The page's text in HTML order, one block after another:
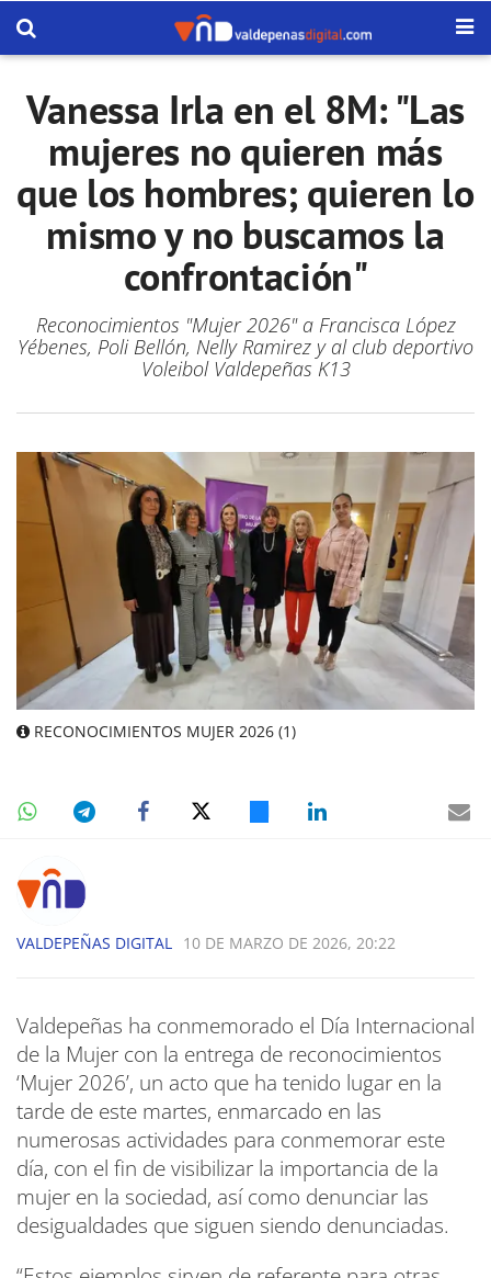
Vanessa Irla en el 8M: "Las
mujeres no quieren más
que los hombres; quieren lo
mismo y no buscamos la
confrontación"
Reconocimientos "Mujer 2026" a Francisca López
Yébenes, Poli Bellón, Nelly Ramirez y al club deportivo
Voleibol Valdepeñas K13
RECONOCIMIENTOS MUJER 2026 (1)
VALDEPEÑAS DIGITAL 10 DE MARZO DE 2026, 20:22
Valdepeñas ha conmemorado el Día Internacional
de la Mujer con la entrega de reconocimientos
‘Mujer 2026’, un acto que ha tenido lugar en la
tarde de este martes, enmarcado en las
numerosas actividades para conmemorar este
día, con el fin de visibilizar la importancia de la
mujer en la sociedad, así como denunciar las
desigualdades que siguen siendo denunciadas.